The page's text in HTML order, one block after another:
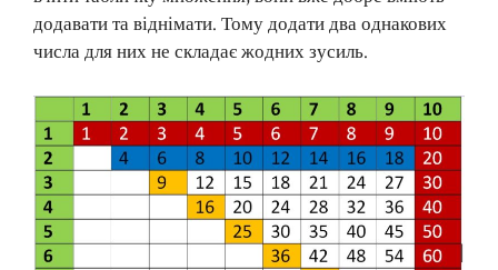
додавати та віднімати. Тому додати два однакових
числа для них не складає жодних зусиль.